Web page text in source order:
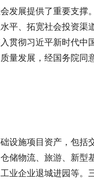
发展提供了重要支撑
平、拓宽社会投资渠
贯彻习近平新时代中
量发展，经国务院同
设施项目资产，包括交
储物流、旅游、新型
业企业退城进园等。